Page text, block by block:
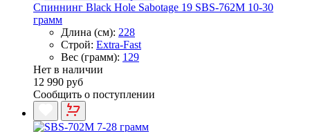
Спиннинг Black Hole Sabotage 19 SBS-762M 10-30
грамм
Длина (см): 228
Строй: Extra-Fast
Вес (грамм): 129
Нет в наличии
12 990 руб
Сообщить о поступлении